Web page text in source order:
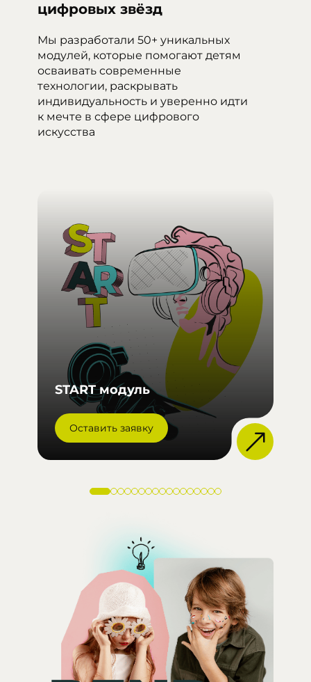
цифровых звёзд
Мы разработали 50+ уникальных
модулей, которые помогают детям
осваивать современные
технологии, раскрывать
индивидуальность и уверенно идти
к мечте в сфере цифрового
искусства
START модуль
Оставить заявку